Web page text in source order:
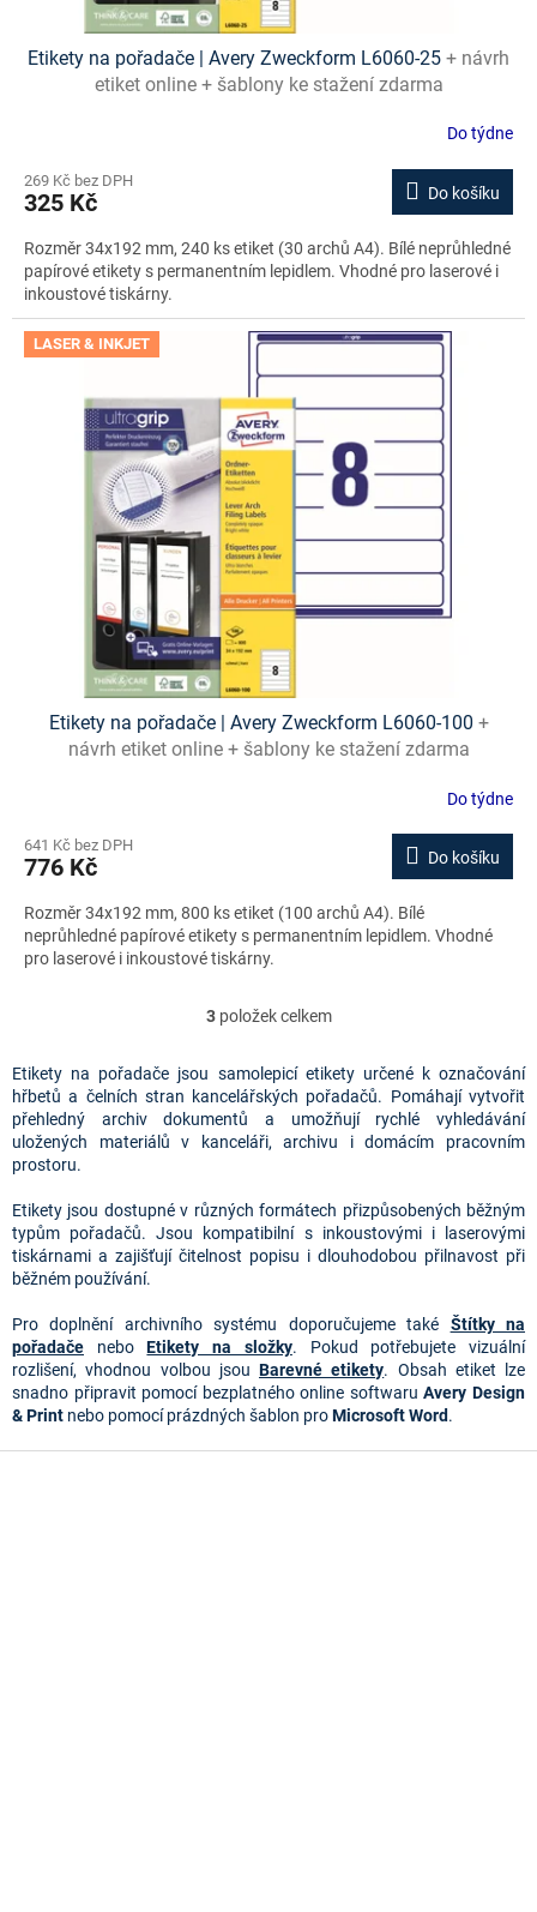
Etikety na pořadače | Avery Zweckform L6060-25 + návrh
etiket online + šablony ke stažení zdarma
Do týdne
269 Kč bez DPH
325 Kč Do košíku
Rozměr 34x192 mm, 240 ks etiket (30 archů A4). Bílé neprůhledné
papírové etikety s permanentním lepidlem. Vhodné pro laserové i
inkoustové tiskárny.
LASER & INKJET
Etikety na pořadače | Avery Zweckform L6060-100 +
návrh etiket online + šablony ke stažení zdarma
Do týdne
641 Kč bez DPH
776 Kč Do košíku
Rozměr 34x192 mm, 800 ks etiket (100 archů A4). Bílé
neprůhledné papírové etikety s permanentním lepidlem. Vhodné
pro laserové i inkoustové tiskárny.
O
l
á
d
a
p
r
v
v
ý
p
i
s
3položek celkem
Etikety na pořadače jsou samolepicí etikety určené k označování
hřbetů a čelních stran kancelářských pořadačů. Pomáhají vytvořit
přehledný archiv dokumentů a umožňují rychlé vyhledávání
uložených materiálů v kanceláři, archivu i domácím pracovním
prostoru.
Etikety jsou dostupné v různých formátech přizpůsobených běžným
typům pořadačů. Jsou kompatibilní s inkoustovými i laserovými
tiskárnami a zajišťují čitelnost popisu i dlouhodobou přilnavost při
běžném používání.
Pro doplnění archivního systému doporučujeme také Štítky na
pořadače neboEtikety na složky. Pokud potřebujete vizuální
rozlišení, vhodnou volbou jsou Barevné etikety. Obsah etiket lze
snadno připravit pomocí bezplatného online softwaruAvery Design
& Print nebo pomocí prázdných šablon proMicrosoft Word.